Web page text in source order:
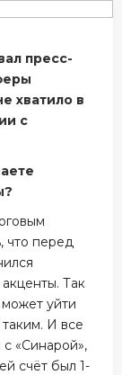
пресс-
хватило в
с
что перед
Так
уйти
И все
«Синарой»,
счёт был 1-